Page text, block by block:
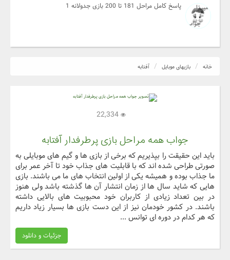
پاسخ کامل مراحل 181 تا 200 بازی جدولانه 1
خانه بازیهای موبایل آفتابه
جواب همه مراحل بازی پرطرفدار آفتابه
باید این حقیقت را بپذیریم که برخی از بازی ها و گیم های موبایلی به
صورتی طراحی شده اند که با قابلیت های جذاب خود تا آخر عمر برای
ما جذاب بوده و همیشه یکی از اولین انتخاب های ما می باشند. بازی
هایی که شاید سال ها از زمان انتشار آن ها گذشته باشد ولی هنوز
در بین تعداد زیادی از کاربران خود محبوبیت های بالایی داشته
باشند. در کشور خودمان نیز از این دست بازی ها بسیار زیاد داریم
که هر کدام در دوره ای توانس ...
جزئیات و دانلود